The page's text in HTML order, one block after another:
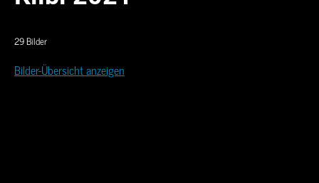
29 Bilder
Bilder-Übersicht anzeigen